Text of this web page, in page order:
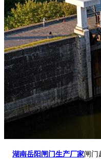
湖南岳阳闸门生产厂家闸门